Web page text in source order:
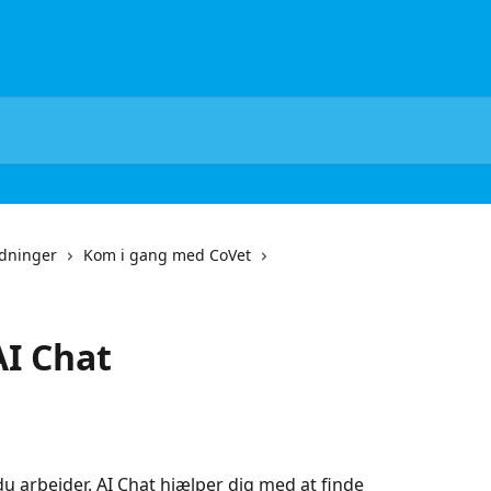
Kom i gang med CoVet
Chat
arbejder. AI Chat hjælper dig med at finde